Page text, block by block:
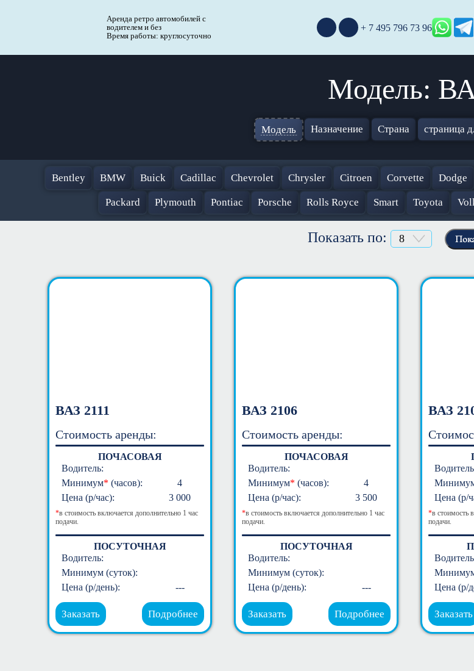
Аренда ретро автомобилей с
водителем и без
Время работы: круглосуточно
+ 7 495 796 73 96
Модель:
Модель Назначение Страна страница
Bentley BMW Buick Cadillac Chevrolet Chrysler Citroen Corvette Dodge
Packard Plymouth Pontiac Porsche Rolls Royce Smart Toyota
Показать по:
ВАЗ 2111
Стоимость аренды:
ПОЧАСОВАЯ
Водитель:
Минимум* (часов):
4
Цена (р/час):
3 000
*в стоимость включается дополнительно 1 час
подачи.
ПОСУТОЧНАЯ
Водитель:
Минимум (суток):
Цена (р/день):
---
Заказать Подробнее
ВАЗ 2106
Стоимость аренды:
ПОЧАСОВАЯ
Водитель:
Минимум* (часов):
4
Цена (р/час):
3 500
*в стоимость включается дополнительно 1 час
подачи.
ПОСУТОЧНАЯ
Водитель:
Минимум (суток):
Цена (р/день):
---
Заказать Подробнее
ВАЗ
Цена (р/
*в стоимость
подачи.
Цена (р/
Заказать